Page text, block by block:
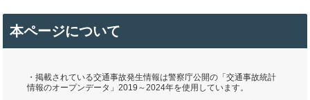
本ページについて
・掲載されている交通事故発生情報は警察庁公開の「交通事故統計
情報のオープンデータ」2019～2024年を使用しています。